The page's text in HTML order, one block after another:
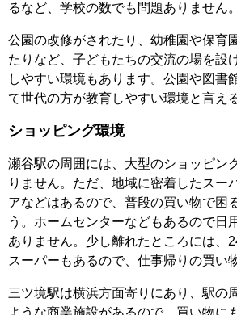
るなど、学校の数でも問題ありません。
公園の改修がされたり、幼稚園や保育
たりなど、子どもたちの交流の場を設
しやすい環境もあります。公園や図書
て世代の方が教育しやすい環境と言え
ショッピング環境
瀬谷駅の周囲には、大型のショッピン
りません。ただ、地域に密着したスー
アなどはあるので、普段の買い物で困
う。ホームセンターなどもあるので日
ありません。少し離れたところには、
スーパーもあるので、仕事帰りの買い
三ツ境駅は横浜方面寄りにあり、駅の